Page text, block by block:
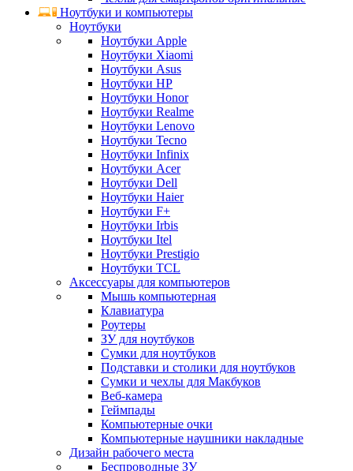
Ноутбуки и компьютеры
Ноутбуки
Ноутбуки Apple
Ноутбуки Xiaomi
Ноутбуки Asus
Ноутбуки HP
Ноутбуки Honor
Ноутбуки Realme
Ноутбуки Lenovo
Ноутбуки Tecno
Ноутбуки Infinix
Ноутбуки Acer
Ноутбуки Dell
Ноутбуки Haier
Ноутбуки F+
Ноутбуки Irbis
Ноутбуки Itel
Ноутбуки Prestigio
Ноутбуки TCL
Аксессуары для компьютеров
Мышь компьютерная
Клавиатура
Роутеры
ЗУ для ноутбуков
Сумки для ноутбуков
Подставки и столики для ноутбуков
Сумки и чехлы для Макбуков
Веб-камера
Геймпады
Компьютерные очки
Компьютерные наушники накладные
Дизайн рабочего места
Беспроводные ЗУ